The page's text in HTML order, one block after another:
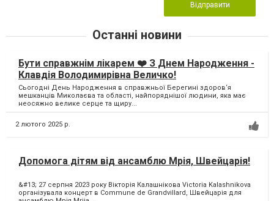
Відправити
Останні новини
Бути справжнім лікарем ❤️ З Днем Народження -
Клавдія Володимирівна Величко!
Сьогодні День Народження в справжньої Берегині здоров‘я
мешканців Миколаєва та області, найпоряднішої людини, яка має
неосяжно велике серце та щиру...
2 лютого 2025 р.
Допомога дітям від ансамблю Мрія, Швейцарія!
&#13; 27 серпня 2023 року Вікторія Калашнікова Victoria Kalashnikova
організувала концерт в Commune de Grandvillard, Швейцарія для